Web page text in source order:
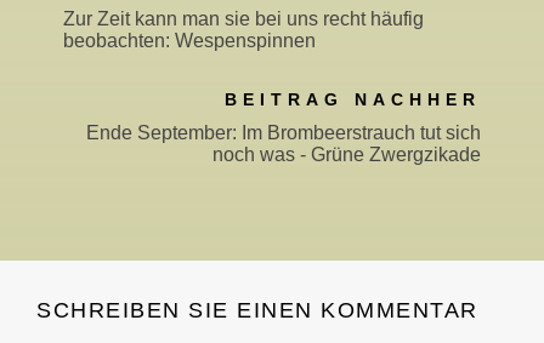
Zur Zeit kann man sie bei uns recht häufig
beobachten: Wespenspinnen
BEITRAG NACHHER
Ende September: Im Brombeerstrauch tut sich
noch was - Grüne Zwergzikade
SCHREIBEN SIE EINEN KOMMENTAR